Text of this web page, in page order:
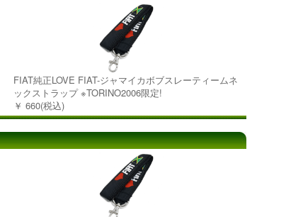
FIAT純正LOVE FIAT-ジャマイカボブスレーティームネ
ックストラップ ※TORINO2006限定!
￥ 660(税込)